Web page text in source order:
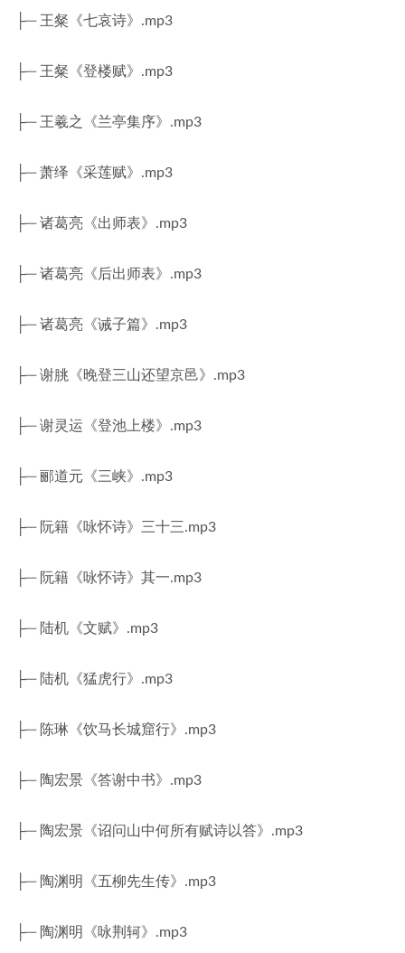
├─ 王粲《七哀诗》.mp3
├─ 王粲《登楼赋》.mp3
├─ 王羲之《兰亭集序》.mp3
├─ 萧绎《采莲赋》.mp3
├─ 诸葛亮《出师表》.mp3
├─ 诸葛亮《后出师表》.mp3
├─ 诸葛亮《诫子篇》.mp3
├─ 谢朓《晚登三山还望京邑》.mp3
├─ 谢灵运《登池上楼》.mp3
├─ 郦道元《三峡》.mp3
├─ 阮籍《咏怀诗》三十三.mp3
├─ 阮籍《咏怀诗》其一.mp3
├─ 陆机《文赋》.mp3
├─ 陆机《猛虎行》.mp3
├─ 陈琳《饮马长城窟行》.mp3
├─ 陶宏景《答谢中书》.mp3
├─ 陶宏景《诏问山中何所有赋诗以答》.mp3
├─ 陶渊明《五柳先生传》.mp3
├─ 陶渊明《咏荆轲》.mp3